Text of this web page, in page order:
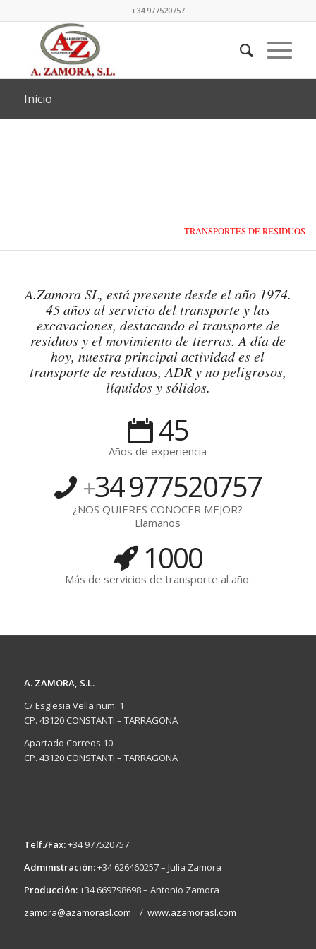
+34 977520757
Inicio
TRANSPORTES DE RESIDUOS
A.Zamora SL, está presente desde el año 1974.
45 años al servicio del transporte y las
excavaciones, destacando el transporte de
residuos y el movimiento de tierras. A día de
hoy, nuestra principal actividad es el
transporte de residuos, ADR y no peligrosos,
líquidos y sólidos.
45
Años de experiencia
+34977520757
¿NOS QUIERES CONOCER MEJOR?
Llamanos
1000
Más de servicios de transporte al año.
A. ZAMORA, S.L.
C/ Esglesia Vella num. 1
CP. 43120 CONSTANTI – TARRAGONA
Apartado Correos 10
CP. 43120 CONSTANTI – TARRAGONA
Telf./Fax:+34 977520757
Administración:+34 626460257 – Julia Zamora
Producción:+34 669798698 – Antonio Zamora
zamora@azamorasl.com / www.azamorasl.com